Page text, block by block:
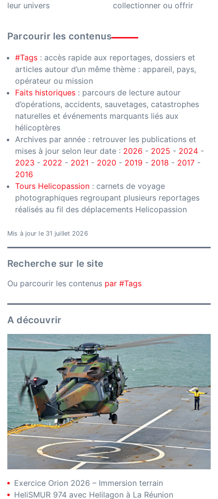
leur univers
collectionner ou offrir
Parcourir les contenus
#Tags : accès rapide aux reportages, dossiers et
articles autour d’un même thème : appareil, pays,
opérateur ou mission
Faits historiques : parcours de lecture autour
d’opérations, accidents, sauvetages, catastrophes
naturelles et événements marquants liés aux
hélicoptères
Archives par année : retrouver les publications et
mises à jour selon leur date : 2026 - 2025 - 2024 -
2023 - 2022 - 2021 - 2020 - 2019 - 2018 - 2017 -
2016
Tours Helicopassion : carnets de voyage
photographiques regroupant plusieurs reportages
réalisés au fil des déplacements Helicopassion
Mis à jour le 31 juillet 2026
Recherche sur le site
Ou parcourir les contenus par #Tags
A découvrir
Exercice Orion 2026 – Immersion terrain
HeliSMUR 974 avec Helilagon à La Réunion